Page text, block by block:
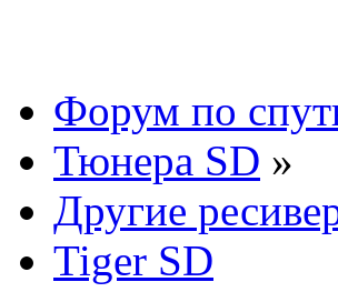
Форум по
Тюнера SD »
Другие
Tiger SD